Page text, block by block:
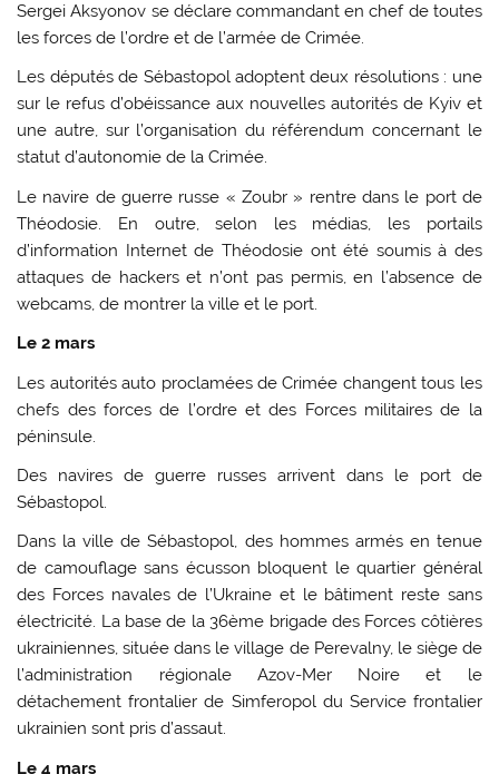
Sergei Aksyonov se déclare commandant en chef de toutes
les forces de l’ordre et de l’armée de Crimée.
Les députés de Sébastopol adoptent deux résolutions : une
sur le refus d’obéissance aux nouvelles autorités de Kyiv et
une autre, sur l’organisation du référendum concernant le
statut d’autonomie de la Crimée.
Le navire de guerre russe « Zoubr » rentre dans le port de
Théodosie. En outre, selon les médias, les portails
d’information Internet de Théodosie ont été soumis à des
attaques de hackers et n’ont pas permis, en l’absence de
webcams, de montrer la ville et le port.
Le 2 mars
Les autorités auto proclamées de Crimée changent tous les
chefs des forces de l’ordre et des Forces militaires de la
péninsule.
Des navires de guerre russes arrivent dans le port de
Sébastopol.
Dans la ville de Sébastopol, des hommes armés en tenue
de camouflage sans écusson bloquent le quartier général
des Forces navales de l’Ukraine et le bâtiment reste sans
électricité. La base de la 36ème brigade des Forces côtières
ukrainiennes, située dans le village de Perevalny, le siège de
l’administration régionale Azov-Mer Noire et le
détachement frontalier de Simferopol du Service frontalier
ukrainien sont pris d’assaut.
Le 4 mars